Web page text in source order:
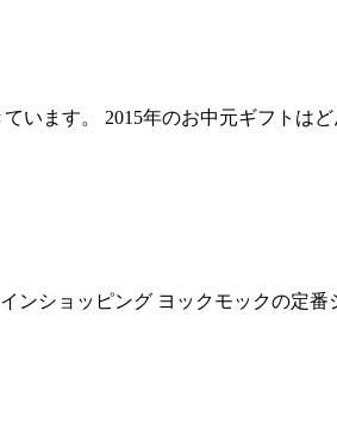
います。 2015年のお中元ギフトは
ンショッピング ヨックモックの定番